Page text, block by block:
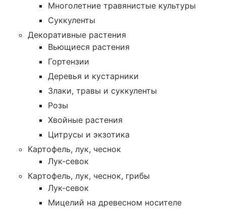
Многолетние травянистые культуры
Суккуленты
Декоративные растения
Вьющиеся растения
Гортензии
Деревья и кустарники
Злаки, травы и суккуленты
Розы
Хвойные растения
Цитрусы и экзотика
Картофель, лук, чеснок
Лук-севок
Картофель, лук, чеснок, грибы
Лук-севок
Мицелий на древесном носителе